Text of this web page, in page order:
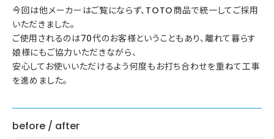
今回は他メーカーはご覧にならず、TOTO商品で統一してご採用
いただきました。
ご使用されるのは70代のお客様ということもあり、離れて暮らす
娘様にもご協力いただきながら、
安心してお使いいただけるよう何度もお打ち合わせを重ねて工事
を進めました。
before / after